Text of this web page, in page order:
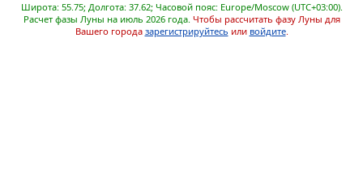
Широта: 55.75; Долгота: 37.62; Часовой пояс: Europe/Moscow (UTC+03:00).
Расчет фазы Луны на июль 2026 года. Чтобы рассчитать фазу Луны для
Вашего города зарегистрируйтесь или войдите.